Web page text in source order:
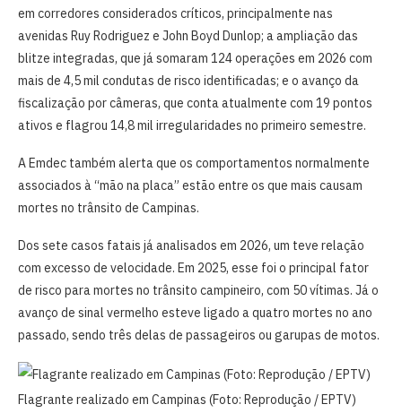
em corredores considerados críticos, principalmente nas
avenidas Ruy Rodriguez e John Boyd Dunlop; a ampliação das
blitze integradas, que já somaram 124 operações em 2026 com
mais de 4,5 mil condutas de risco identificadas; e o avanço da
fiscalização por câmeras, que conta atualmente com 19 pontos
ativos e flagrou 14,8 mil irregularidades no primeiro semestre.
A Emdec também alerta que os comportamentos normalmente
associados à “mão na placa” estão entre os que mais causam
mortes no trânsito de Campinas.
Dos sete casos fatais já analisados em 2026, um teve relação
com excesso de velocidade. Em 2025, esse foi o principal fator
de risco para mortes no trânsito campineiro, com 50 vítimas. Já o
avanço de sinal vermelho esteve ligado a quatro mortes no ano
passado, sendo três delas de passageiros ou garupas de motos.
Flagrante realizado em Campinas (Foto: Reprodução / EPTV)